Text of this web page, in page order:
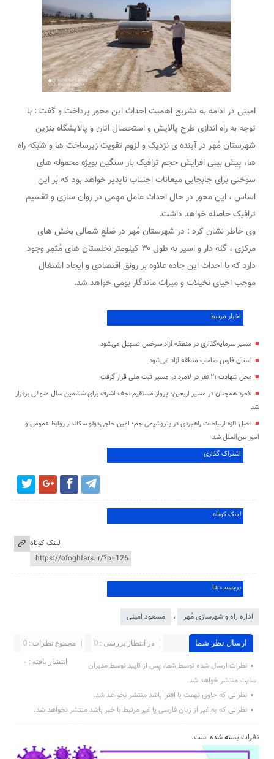
امینى در ادامه به تشریح اهمیت احداث این محور پرداخت و گفت : با
توجه به راه اندازى طرح پالایش و استحصال اتان و پالایشگاه بنزین
شهرستان مُهر در آینده ى نزدیک و لزوم تقویت زیرساخت ها و شبکه راه
ها، پیش بینى افزایش حجم ترافیک بار سنگین بویژه محموله های
سوختی براى جابجایى میعانات اجتناب ناپذیر خواهد بود که بر این
اساس ، این محور در حال احداث عامل مهمی در روان سازی و تقسیم
ترافیک حاصله خواهد داشت.
وى خاطر نشان کرد : در شهرستان مُهر در ضلع شمالی بخش های
مرکزی ، گله دار و اسیر به طول ۳۰ کیلومتر نخلستان های مُثمِر وجود
دارد که با احداث این جاده علاوه بر رونق اقتصادی و ایجاد اشتغال
موجب احیای نخیلات و میراث ماندگار بومی خواهد شد.
اخبار مرتبط
مسیر سرمایه‌گذاری در منطقه آزاد سرخس تسهیل می‌شود
استان فارس صاحب منطقه آزاد می‌شود
محل شهادت ۲۱ نفر در لامرد در مسیر ثبت ملی قرار گرفت
لامرد همچنان در مسیر اربعین؛ پرواز مستقیم نجف اشرف برای ششمین سال متوالی برقرار
شد
فصل تازه ارتباطات راهبردی در پتروشیمی جم؛ امین حاجی‌دولو سکاندار روابط عمومی و
امور بین‌الملل شد
اشتراک گذاری
لینک کوتاه
لینک کوتاه
برچسب ها
اداره راه و شهرسازی مُهر ، مسعود امینی
ارسال نظر شما مجموع نظرات : 0 در انتظار بررسی : 0
انتشار یافته : ۰
نظرات ارسال شده توسط شما، پس از تایید توسط مدیران
سایت منتشر خواهد شد.
نظراتی که حاوی تهمت یا افترا باشد منتشر نخواهد شد.
نظراتی که به غیر از زبان فارسی یا غیر مرتبط با خبر باشد منتشر نخواهد شد.
نظرات بسته شده است.